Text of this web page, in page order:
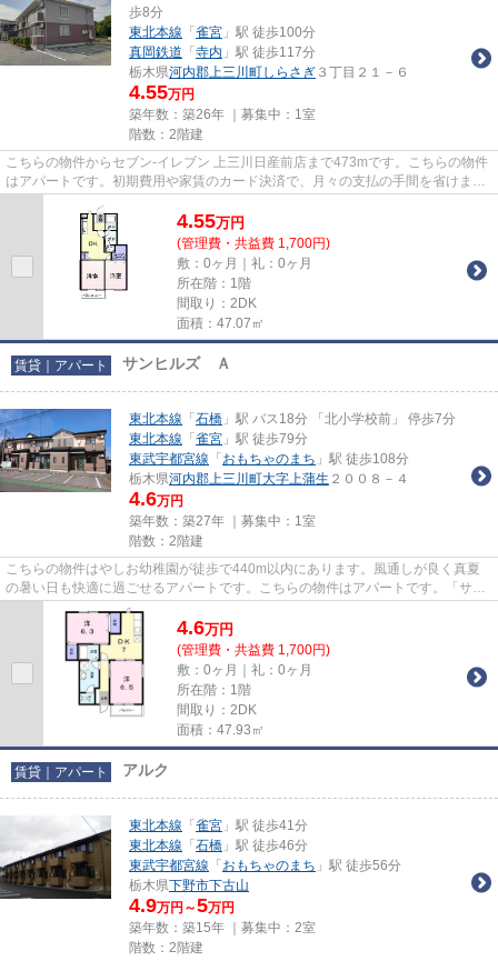
歩8分
東北本線 「 雀宮 」駅 徒歩100分
真岡鉄道 「 寺内 」駅 徒歩117分
栃木県河内郡上三川町しらさぎ ３丁目２１－６
4.55万円
築年数：築26年 ｜募集中： 1室
階数：2階建
こちらの物件からセブン‐イレブン 上三川日産前店まで473mです。こちらの物件
はアパートです。初期費用や家賃のカード決済で、月々の支払の手間を省けま
4.55万円
(管理費・共益費 1,700円)
敷：0ヶ月｜礼：0ヶ月
所在階：1階
間取り：2DK
面積：47.07㎡
賃貸｜アパート サンヒルズ Ａ
東北本線 「 石橋 」駅 バス18分 「北小学校前」 停歩7分
東北本線 「 雀宮 」駅 徒歩79分
東武宇都宮線 「 おもちゃのまち 」駅 徒歩108分
栃木県河内郡上三川町大字上蒲生 ２００８－４
4.6万円
築年数：築27年 ｜募集中： 1室
階数：2階建
こちらの物件はやしお幼稚園が徒歩で440m以内にあります。風通しが良く真夏
の暑い日も快適に過ごせるアパートです。こちらの物件はアパートです。「サン
ヒルズ A」のここがイチオシ。...
4.6万円
(管理費・共益費 1,700円)
敷：0ヶ月｜礼：0ヶ月
所在階：1階
間取り：2DK
面積：47.93㎡
賃貸｜アパート アルク
東北本線 「 雀宮 」駅 徒歩41分
東北本線 「 石橋 」駅 徒歩46分
東武宇都宮線 「 おもちゃのまち 」駅 徒歩56分
栃木県下野市下古山
4.9万円～5万円
築年数：築15年 ｜募集中： 2室
階数：2階建